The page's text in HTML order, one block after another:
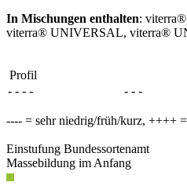
In Mischungen enthalten:
viterra® UNIVERSAL, viterra®
Profil
- - - -
- - -
---- = sehr niedrig/früh/kurz, ++++
Einstufung Bundessortenamt
Massebildung im Anfang